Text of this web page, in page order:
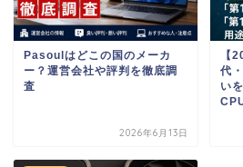
Pasoulはどこの国のメーカ
ー？運営会社や評判を徹底調
査
2026年6月13日
【
代
い